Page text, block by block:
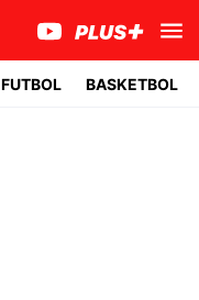
FUTBOL BASKETBOL